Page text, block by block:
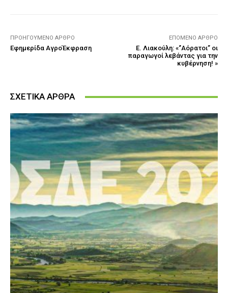
ΠΡΟΗΓΟΎΜΕΝΟ ΆΡΘΡΟ
Εφημερίδα ΑγροΈκφραση
ΕΠΌΜΕΝΟ ΆΡΘΡΟ
Ε. Λιακούλη: «‘’Αόρατοι’’ οι
παραγωγοί λεβάντας για την
κυβέρνηση! »
ΣΧΕΤΙΚΑ ΑΡΘΡΑ